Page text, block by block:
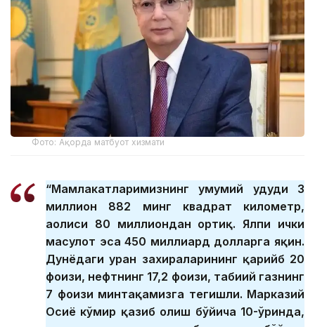
Фото: Ақорда матбуот хизмати
“Мамлакатларимизнинг умумий ҳудуди 3
миллион 882 минг квадрат километр,
аҳолиси 80 миллиондан ортиқ. Ялпи ички
маҳсулот эса 450 миллиард долларга яқин.
Дунёдаги уран захираларининг қарийб 20
фоизи, нефтнинг 17,2 фоизи, табиий газнинг
7 фоизи минтақамизга тегишли. Марказий
Осиё кўмир қазиб олиш бўйича 10-ўринда,